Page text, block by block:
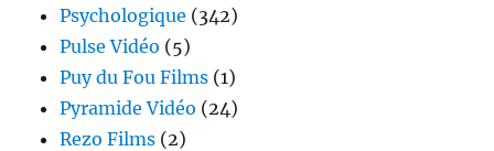
Psychologique (342)
Pulse Vidéo (5)
Puy du Fou Films (1)
Pyramide Vidéo (24)
Rezo Films (2)